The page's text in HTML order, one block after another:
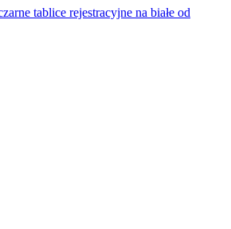
tablice rejestracyjne na białe od